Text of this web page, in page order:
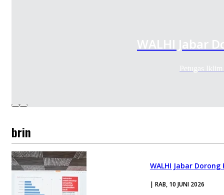
WALHI Jabar
Petugas
brin
WALHI Jabar
| RAB, 10 JUNI 2026